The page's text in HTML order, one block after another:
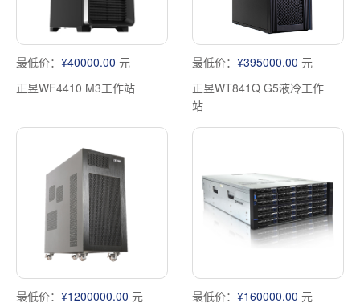
最低价： ¥40000.00 元
正昱WF4410 M3工作站
最低价： ¥395000.00 元
正昱WT841Q G5液冷工作
站
最低价： ¥1200000.00 元
最低价： ¥160000.00 元